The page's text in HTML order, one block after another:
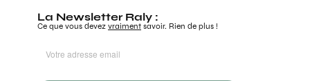
La Newsletter Raly :
Ce que vous devez vraiment savoir. Rien de plus !